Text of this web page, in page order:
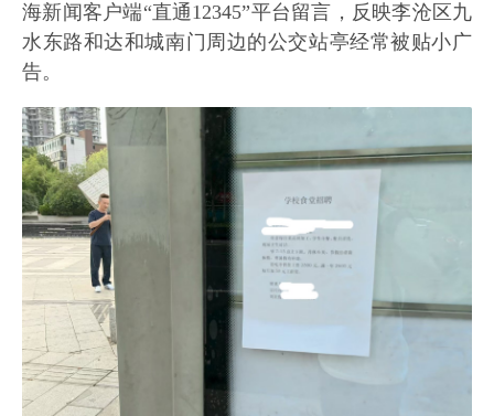
海新闻客户端“直通12345”平台留言，反映李沧区九
水东路和达和城南门周边的公交站亭经常被贴小广
告。